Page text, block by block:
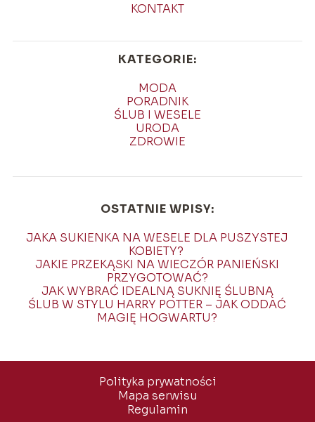
KONTAKT
KATEGORIE:
MODA
PORADNIK
ŚLUB I WESELE
URODA
ZDROWIE
OSTATNIE WPISY:
JAKA SUKIENKA NA WESELE DLA PUSZYSTEJ
KOBIETY?
JAKIE PRZEKĄSKI NA WIECZÓR PANIEŃSKI
PRZYGOTOWAĆ?
JAK WYBRAĆ IDEALNĄ SUKNIĘ ŚLUBNĄ
ŚLUB W STYLU HARRY POTTER – JAK ODDAĆ
MAGIĘ HOGWARTU?
Polityka prywatności
Mapa serwisu
Regulamin